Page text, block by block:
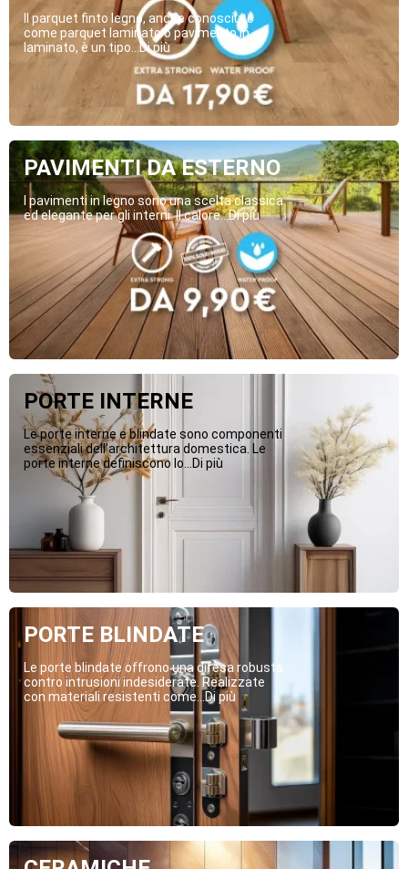
Il parquet finto legno, anche conosciuto
come parquet laminato o pavimento in
laminato, è un tipo...Di più
PAVIMENTI DA ESTERNO
I pavimenti in legno sono una scelta classica
ed elegante per gli interni. Il calore...Di più
PORTE INTERNE
Le porte interne e blindate sono componenti
essenziali dell’architettura domestica. Le
porte interne definiscono lo...Di più
PORTE BLINDATE
Le porte blindate offrono una difesa robusta
contro intrusioni indesiderate. Realizzate
con materiali resistenti come...Di più